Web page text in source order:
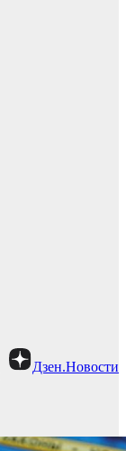
Дзен.Новости